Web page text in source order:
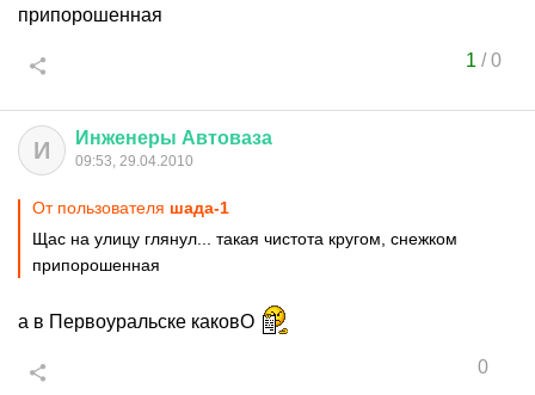
припорошенная
1 /0
И Инженеры Автоваза
09:53, 29.04.2010
От пользователя шaдa-1
Щас на улицу глянул... такая чистота кругом, снежком
припорошенная
а в Первоуральске каковО
0